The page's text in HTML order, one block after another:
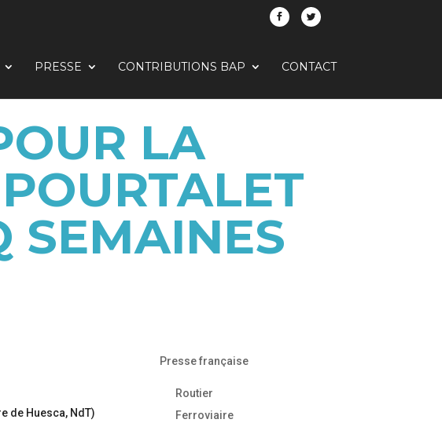
PRESSE CONTRIBUTIONS BAP CONTACT
LA
SEMAINES
de Huesca, NdT)
Presse française
Routier
Ferroviaire